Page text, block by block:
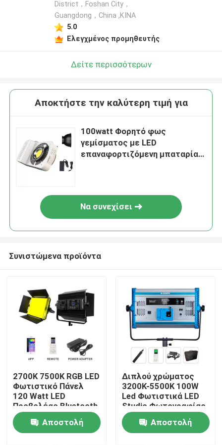
Σπίτι
Προϊόντα
District，Foshan City，
Guangdong，China ,ΚΙΝΑ
5.0
Ελεγχμένος προμηθευτής
Δείτε περισσότερων
Αποκτήστε την καλύτερη τιμή για
100watt Φορητό φως
γεμίσματος με LED
επαναφορτιζόμενη μπαταρία
Να συνεχίσει
Συνιστώμενα προϊόντα
2700K 7500K RGB LED
Φωτιστικό Πάνελ
120 Watt LED
Προβολέας Bluetooth
Αποστολή
Διπλού χρώματος
3200K-5500K 100W
Led Φωτιστικά LED
Studio Φωτογραφίας
Αποστολή